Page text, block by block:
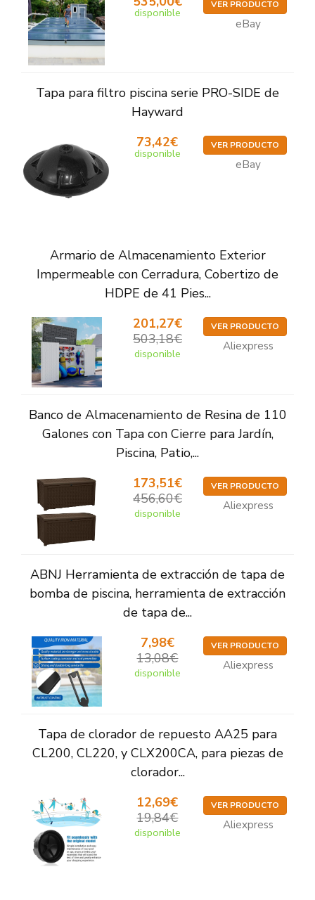
disponible
VER PRODUCTO
eBay
Tapa para filtro piscina serie PRO-SIDE de
Hayward
73,42€
disponible
VER PRODUCTO
eBay
Armario de Almacenamiento Exterior
Impermeable con Cerradura, Cobertizo de
HDPE de 41 Pies...
201,27€
503,18€
disponible
VER PRODUCTO
Aliexpress
Banco de Almacenamiento de Resina de 110
Galones con Tapa con Cierre para Jardín,
Piscina, Patio,...
173,51€
456,60€
disponible
VER PRODUCTO
Aliexpress
ABNJ Herramienta de extracción de tapa de
bomba de piscina, herramienta de extracción
de tapa de...
7,98€
13,08€
disponible
VER PRODUCTO
Aliexpress
Tapa de clorador de repuesto AA25 para
CL200, CL220, y CLX200CA, para piezas de
clorador...
12,69€
19,84€
disponible
VER PRODUCTO
Aliexpress